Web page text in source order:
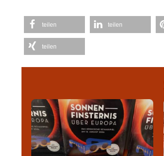
teilen teilen
teilen